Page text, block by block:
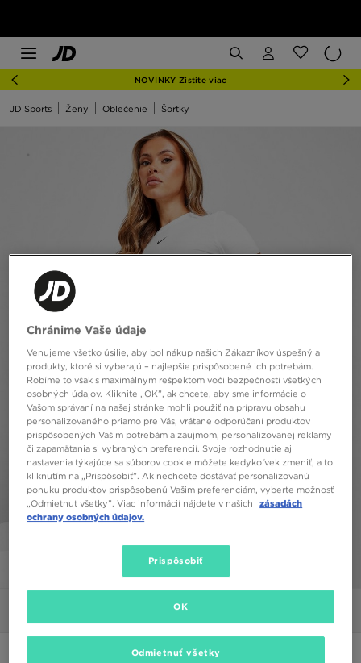
NOVINKY Zistite viac
JD Sports Ženy Oblečenie Šortky
NIKE ŠORTKY W NSW PHNX FLC HR SHORT SHORTS
Chránime Vaše údaje
Venujeme všetko úsilie, aby bol nákup našich Zákazníkov úspešný a
produkty, ktoré si vyberajú – najlepšie prispôsobené ich potrebám.
Robíme to však s maximálnym rešpektom voči bezpečnosti všetkých
osobných údajov. Kliknite „OK”, ak chcete, aby sme informácie o
Vašom správaní na našej stránke mohli použiť na prípravu obsahu
personalizovaného priamo pre Vás, vrátane odporúčaní produktov
prispôsobených Vašim potrebám a záujmom, personalizovanej reklamy
či zapamätania si vybraných preferencií. Svoje rozhodnutie aj
nastavenia týkajúce sa súborov cookie môžete kedykoľvek zmeniť, a to
kliknutím na „Prispôsobiť”. Ak nechcete dostávať personalizovanú
ponuku produktov prispôsobenú Vašim preferenciám, vyberte možnosť
„Odmietnuť všetky”. Viac informácií nájdete v našich
zásadách
ochrany osobných údajov.
Prispôsobiť
Odmietnuť všetky
OK